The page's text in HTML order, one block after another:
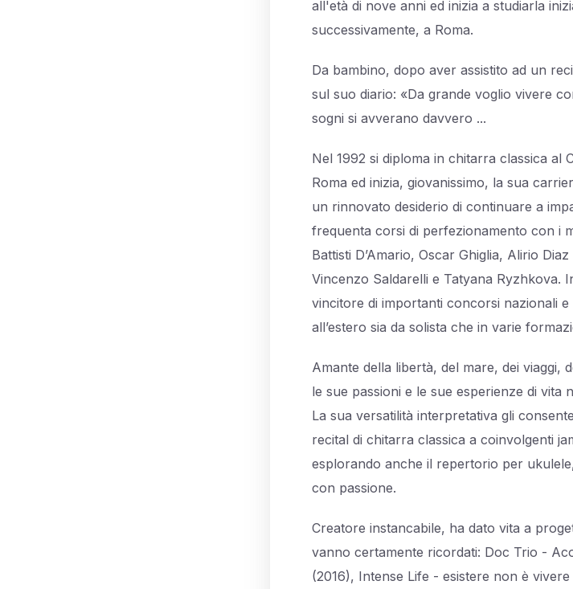
all'età di nove anni ed inizia a studiarla
successivamente, a Roma.
Da bambino, dopo aver assistito ad un
sul suo diario: «Da grande voglio vivere
sogni si avverano davvero ...
Nel 1992 si diploma in chitarra classica al
Roma ed inizia, giovanissimo, la sua
un rinnovato desiderio di continuare a
frequenta corsi di perfezionamento con i
Battisti D’Amario, Oscar Ghiglia, Alirio
Vincenzo Saldarelli e Tatyana Ryzhkova.
vincitore di importanti concorsi nazionali
all’estero sia da solista che in varie
Amante della libertà, del mare, dei viaggi,
le sue passioni e le sue esperienze di vita
La sua versatilità interpretativa gli
recital di chitarra classica a coinvolgenti
esplorando anche il repertorio per
con passione.
Creatore instancabile, ha dato vita a
vanno certamente ricordati: Doc Trio -
(2016), Intense Life - esistere non è